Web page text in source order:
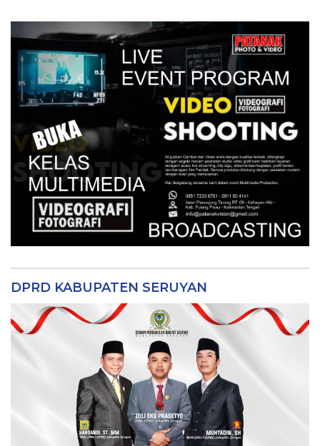
DPRD KABUPATEN SERUYAN